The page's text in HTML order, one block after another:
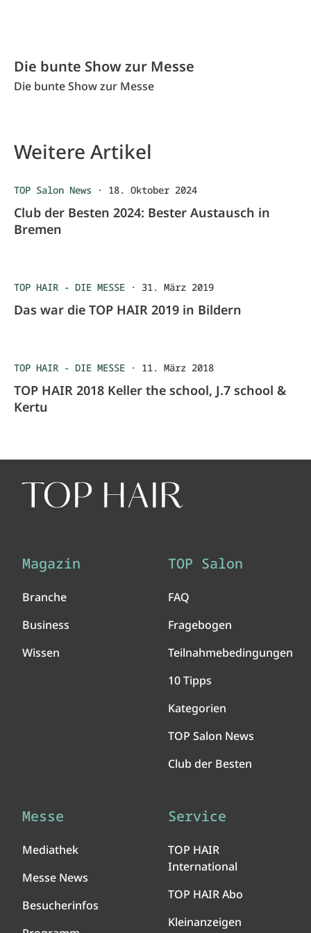
Die bunte Show zur Messe
Die bunte Show zur Messe
Weitere Artikel
TOP Salon News · 18. Oktober 2024
Club der Besten 2024: Bester Austausch in
Bremen
TOP HAIR - DIE MESSE · 31. März 2019
Das war die TOP HAIR 2019 in Bildern
TOP HAIR - DIE MESSE · 11. März 2018
TOP HAIR 2018 Keller the school, J.7 school &
Kertu
Magazin
Branche
Business
Wissen
TOP Salon
FAQ
Fragebogen
Teilnahmebedingungen
10 Tipps
Kategorien
TOP Salon News
Club der Besten
Messe
Mediathek
Messe News
Besucherinfos
Service
TOP HAIR
International
TOP HAIR Abo
Kleinanzeigen